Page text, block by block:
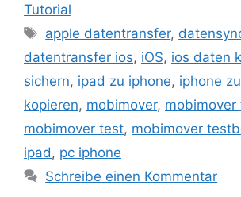
Tutorial
Schlagwörter
apple datentransfer,
datentransfer ios, iOS, ios daten
sichern, ipad zu iphone, iphone
kopieren, mobimover, mobimover
mobimover test, mobimover
ipad , pc iphone
Schreibe einen Kommentar